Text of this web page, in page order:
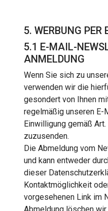
5. WERBUNG PER
5.1 E-MAIL-
ANMELDUNG
Wenn Sie sich zu
verwenden wir die
gesondert von Ihnen
regelmäßig unseren
Einwilligung gemäß Art.
zuzusenden.
Die Abmeldung vom
und kann entweder
dieser
Kontaktmöglichkeit
vorgesehenen Link im